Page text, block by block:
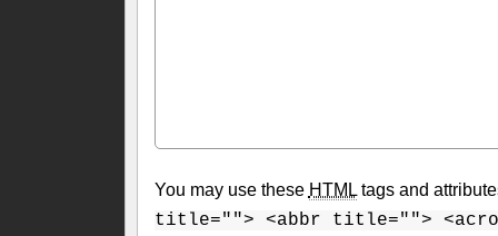
You may use these HTMLtags and
title=""> <abbr title="">